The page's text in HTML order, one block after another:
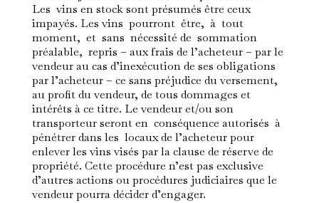
Les vins en stock sont présumés être ceux
impayés. Les vins pourront être, à tout
moment, et sans nécessité de sommation
préalable, repris – aux frais de l’acheteur – par le
vendeur au cas d’inexécution de ses obligations
par l’acheteur – ce sans préjudice du versement,
au profit du vendeur, de tous dommages et
intérêts à ce titre. Le vendeur et/ou son
transporteur seront en conséquence autorisés à
pénétrer dans les locaux de l’acheteur pour
enlever les vins visés par la clause de réserve de
propriété. Cette procédure n’est pas exclusive
d’autres actions ou procédures judiciaires que le
vendeur pourra décider d’engager.